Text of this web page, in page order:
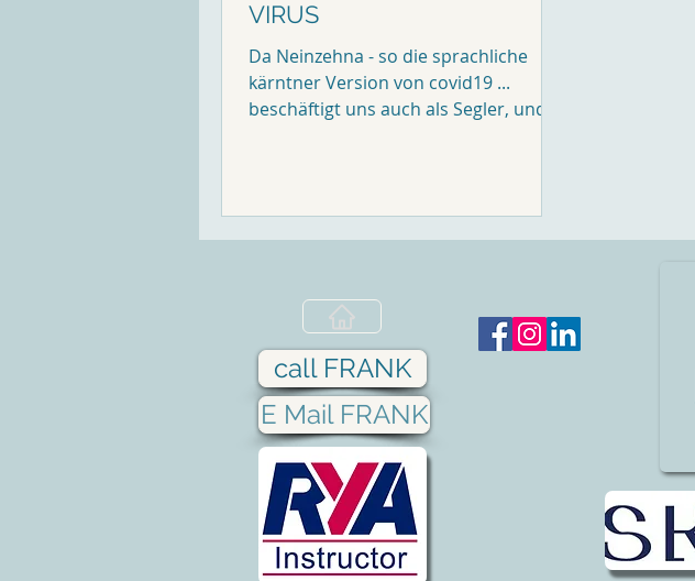
VIRUS
Da Neinzehna - so die sprachliche
kärntner Version von covid19 ...
beschäftigt uns auch als Segler, und
call FRANK
E Mail FRANK